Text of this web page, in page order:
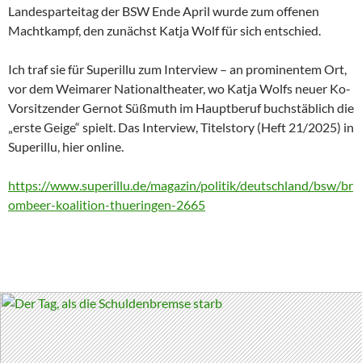
Landesparteitag der BSW Ende April wurde zum offenen
Machtkampf, den zunächst Katja Wolf für sich entschied.
Ich traf sie für Superillu zum Interview – an prominentem Ort,
vor dem Weimarer Nationaltheater, wo Katja Wolfs neuer Ko-
Vorsitzender Gernot Süßmuth im Hauptberuf buchstäblich die
„erste Geige“ spielt. Das Interview, Titelstory (Heft 21/2025) in
Superillu, hier online.
https://www.superillu.de/magazin/politik/deutschland/bsw/br
ombeer-koalition-thueringen-2665